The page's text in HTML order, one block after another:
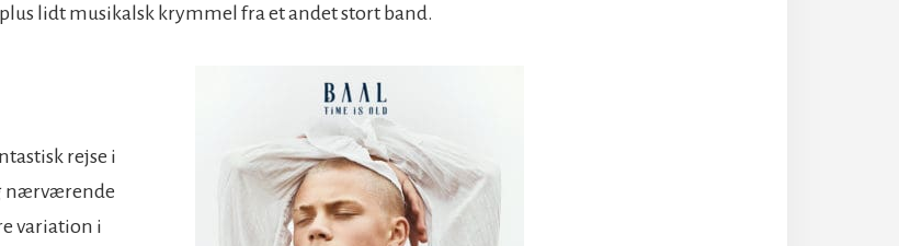
lidt musikalsk krymmel fra et andet stort band.
rejse i
nærværende
variation i